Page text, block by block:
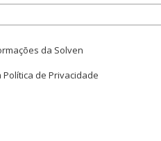
da Solven
Política de Privacidade